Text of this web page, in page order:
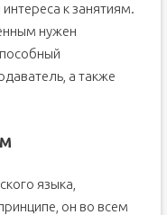
к занятиям.
нужен
а также
языка,
он во всем